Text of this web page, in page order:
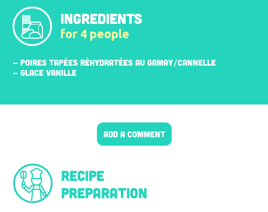
INGREDIENTS
for 4 people
- POIRES TAPÉES RÉHYDRATÉES AU GAMAY/CANNELLE
- GLACE VANILLE
ADD A COMMENT
Recipe
preparation